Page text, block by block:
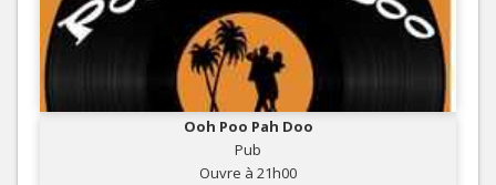
Ooh Poo Pah Doo
Pub
Ouvre à 21h00